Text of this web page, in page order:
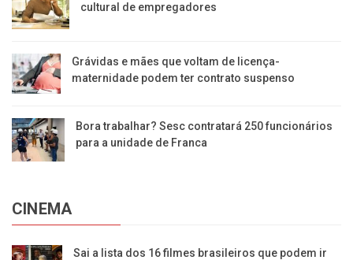
cultural de empregadores
Grávidas e mães que voltam de licença-
maternidade podem ter contrato suspenso
Bora trabalhar? Sesc contratará 250 funcionários
para a unidade de Franca
CINEMA
Sai a lista dos 16 filmes brasileiros que podem ir